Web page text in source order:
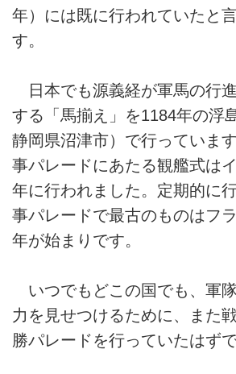
年）には既に行われていたと
す。
日本でも源義経が軍馬の行
する「馬揃え」を1184年の浮
静岡県沼津市）で行っていま
事パレードにあたる観艦式は
年に行われました。定期的に
事パレードで最古のものはフ
年が始まりです。
いつでもどこの国でも、軍
力を見せつけるために、また
勝パレードを行っていたはずで